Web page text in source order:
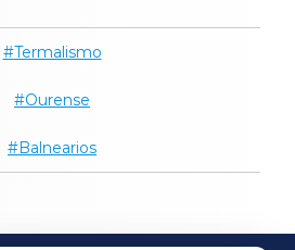
Termalismo
Ourense
Balnearios